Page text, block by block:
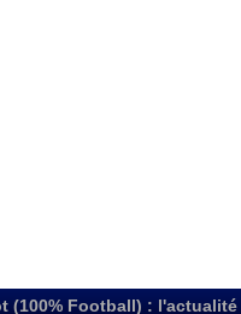
(100% Football) :